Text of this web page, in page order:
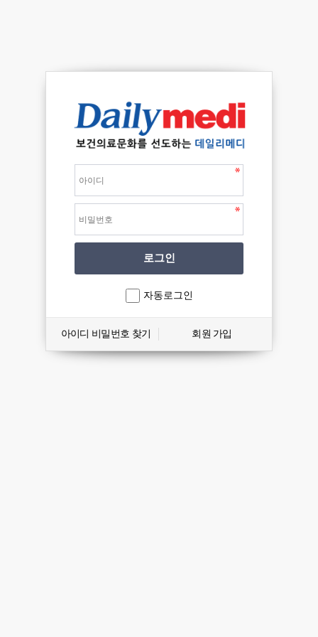
자동로그인
아이디 비밀번호 찾기 회원 가입